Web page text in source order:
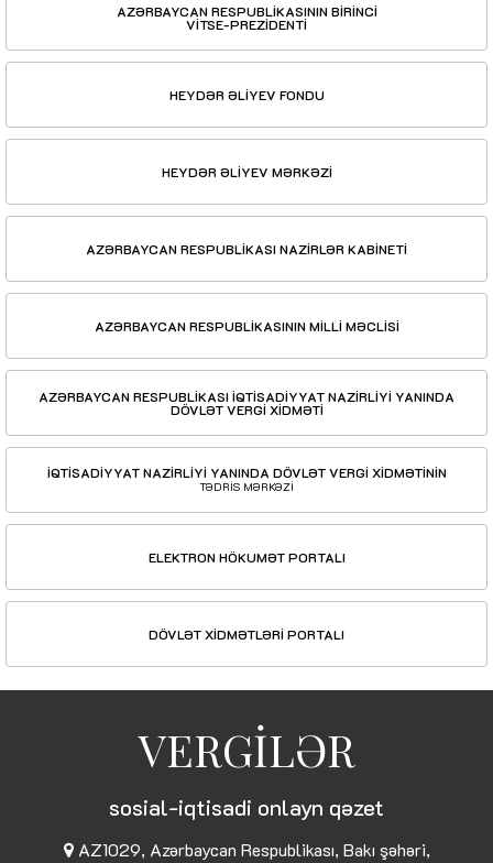
AZƏRBAYCAN RESPUBLİKASININ BİRİNCİ
VİTSE-PREZİDENTİ
HEYDƏR ƏLİYEV FONDU
HEYDƏR ƏLİYEV MƏRKƏZİ
AZƏRBAYCAN RESPUBLİKASI NAZİRLƏR KABİNETİ
AZƏRBAYCAN RESPUBLİKASININ MİLLİ MƏCLİSİ
AZƏRBAYCAN RESPUBLİKASI İQTİSADİYYAT NAZİRLİYİ YANINDA
DÖVLƏT VERGİ XİDMƏTİ
İQTİSADİYYAT NAZİRLİYİ YANINDA DÖVLƏT VERGİ XİDMƏTİNİN
TƏDRİS MƏRKƏZİ
ELEKTRON HÖKUMƏT PORTALI
DÖVLƏT XİDMƏTLƏRİ PORTALI
VERGİLƏR
sosial-iqtisadi onlayn qəzet
AZ1029, Azərbaycan Respublikası, Bakı şəhəri,